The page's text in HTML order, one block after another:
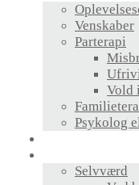
Venskaber
Parterapi
Vold
Psykolog
Selvværd